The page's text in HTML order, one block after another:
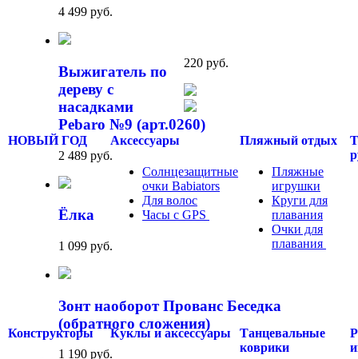
220 руб.
4 499 руб.
Выжигатель по
дереву с
насадками
Pebaro №9 (арт.0260)
2 489 руб.
Ёлка
1 099 руб.
Зонт наоборот Прованс Беседка
(обратного сложения)
1 190 руб.
НОВЫЙ ГОД Аксессуары
Солнцезащитные
очки Babiators
Для волос
Часы с GPS
Пляжный отдых
Пляжные
игрушки
Круги для
плавания
Очки для
плавания
Конструкторы Куклы и аксессуары
Танцевальные
коврики